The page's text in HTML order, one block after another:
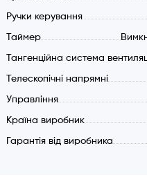
1 грати гриль
1 лист глибиною 50 мм.
Ручки керування
Таймер
Тангенційна система
Телескопічні напрямні
Управління
Країна виробник
Гарантія від виробника